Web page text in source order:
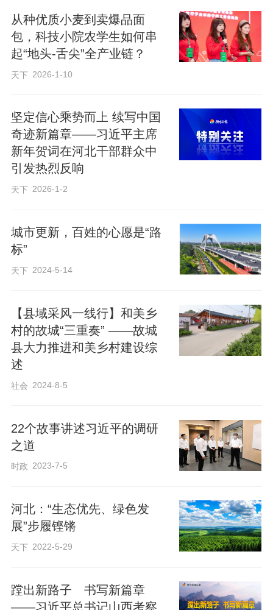
起“医疗+产业+人才”全链条高质量发展格
局，让中医药这一瑰宝在燕赵大地焕发生
机。
走进石家庄市中医院典藏室，7000余
册中医药古籍被妥善安放于密封的书柜
里。
家胡东樵、中医外科专家吕伯泉、针灸专
家王宗禹等30多位华北名中医捐献的。”石
家庄市中医院党委副书记、院长郑倩说，
是医院“老方焕新生”的源头，见证了医院70
年来的传承与创新。
中医药古籍记载着历代医家的理论智
的源泉。用好中医古籍，让古籍里的“金方
子”活起来，是中医药传承创新发展的源头
活水。
在医院脉管科诊室内，河北省名中医
张建强正在为糖尿病足患者把脉，确定病
情后，他为患者开了药，其中就有他创新
从种优质小麦到卖爆品面
包，科技小院农学生如何串
起“地头-舌尖”全产业链？
天下 2026-1-10
坚定信心乘势而上 续写中国
奇迹新篇章——习近平主席
新年贺词在河北干部群众中
引发热烈反响
天下 2026-1-2
城市更新，百姓的心愿是“路
标”
天下 2024-5-14
【县域采风一线行】和美乡
村的故城“三重奏” ——故城
县大力推进和美乡村建设综
述
社会 2024-8-5
22个故事讲述习近平的调研
之道
时政 2023-7-5
河北：“生态优先、绿色发
展”步履铿锵
天下 2022-5-29
蹚出新路子 书写新篇章
——习近平总书记山西考察